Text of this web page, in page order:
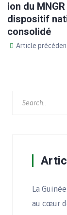
ion du MNGR
dispositif
consolidé
Article
La
au cœur